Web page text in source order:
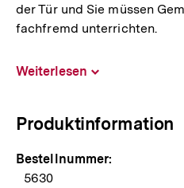
der Tür und Sie müssen
fachfremd unterrichten.
Weiterlesen
Produktinformation
Bestellnummer:
5630